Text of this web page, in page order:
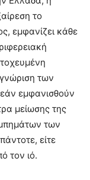
το
εμφανίζει κάθε
των
εμφανισθούν
μείωσης της
των
είτε
τον ιό.